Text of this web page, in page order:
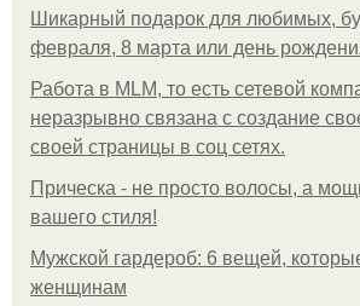
Шикарный подарок для любимых,
февраля, 8 марта или день
Работа в MLM, то есть сетевой
неразрывно связана с создание
своей страницы в соц сетях.
Прическа - не просто волосы, а
вашего стиля!
Мужской гардероб: 6 вещей,
женщинам